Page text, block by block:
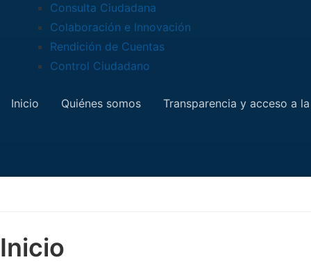
Consulta Ciudadana
Colaboración e Innovación
Rendición de Cuentas
Control Ciudadano
Inicio Quiénes somos Transparencia y acceso a
Inicio